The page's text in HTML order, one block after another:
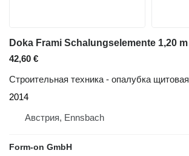
Doka Frami Schalungselemente 1,20 m
42,60 €
Строительная техника - опалубка щитовая
2014
Австрия, Ennsbach
Form-on GmbH